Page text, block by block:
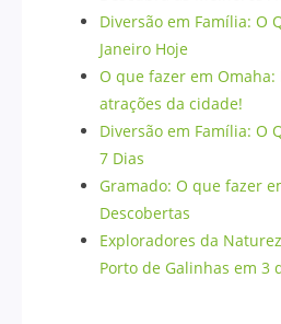
Diversão em Família: O
Janeiro Hoje
O que fazer em
atrações da cidade!
Diversão em Família: O
7 Dias
Gramado: O que fazer
Descobertas
Exploradores da
Porto de Galinhas em 3